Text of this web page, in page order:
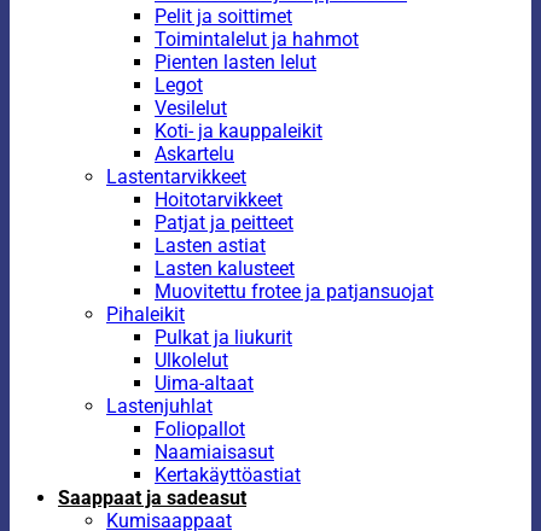
Pelit ja soittimet
Toimintalelut ja hahmot
Pienten lasten lelut
Legot
Vesilelut
Koti- ja kauppaleikit
Askartelu
Lastentarvikkeet
Hoitotarvikkeet
Patjat ja peitteet
Lasten astiat
Lasten kalusteet
Muovitettu frotee ja patjansuojat
Pihaleikit
Pulkat ja liukurit
Ulkolelut
Uima-altaat
Lastenjuhlat
Foliopallot
Naamiaisasut
Kertakäyttöastiat
Saappaat ja sadeasut
Kumisaappaat